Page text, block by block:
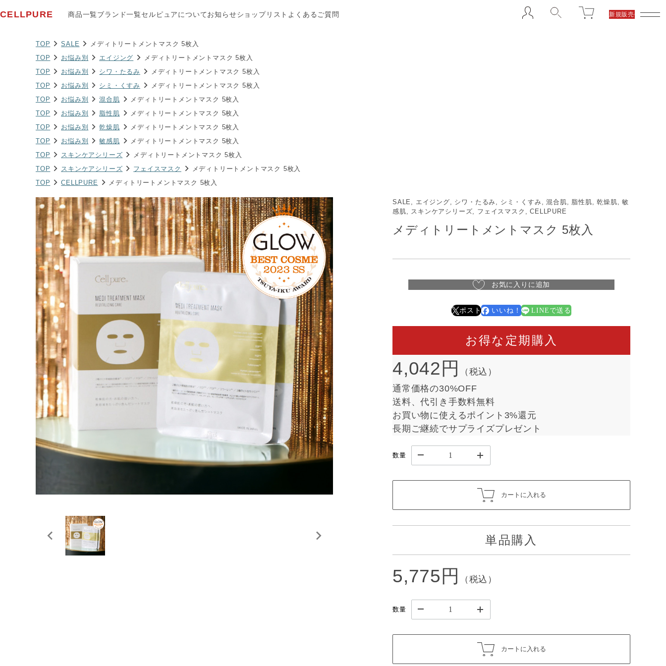
CELLPURE 商品一覧ブランド一覧セルピュアについて お知らせショップリスト よくあるご質問 新規販売代理店募集
TOP SALE
メディトリートメントマスク 5枚入
TOP
お悩み別 エイジング
メディトリートメントマスク 5枚入
TOP
お悩み別 シワ・たるみ
メディトリートメントマスク 5枚入
TOP
お悩み別 シミ・くすみ
メディトリートメントマスク 5枚入
TOP
お悩み別 混合肌
メディトリートメントマスク 5枚入
TOP
お悩み別 脂性肌
メディトリートメントマスク 5枚入
TOP
お悩み別 乾燥肌
メディトリートメントマスク 5枚入
TOP
お悩み別 敏感肌
メディトリートメントマスク 5枚入
TOP
スキンケアシリーズ
メディトリートメントマスク 5枚入
TOP
スキンケアシリーズ フェイスマスク
メディトリートメントマスク 5枚入
TOP
CELLPURE メディトリートメントマスク 5枚入
SALE, エイジング, シワ・たるみ, シミ・くすみ, 混合肌, 脂性肌, 乾燥肌, 敏
感肌, スキンケアシリーズ, フェイスマスク, CELLPURE
メディトリートメントマスク 5枚入
お気に入りに追加
ポスト いいね！ LINEで送る
お得な定期購入
4,042円
（税込）
通常価格の30%OFF
送料、代引き手数料無料
お買い物に使えるポイント3%還元
長期ご継続でサプライズプレゼント
数量
カートに入れる
単品購入
5,775円 （税込）
数量
カートに入れる